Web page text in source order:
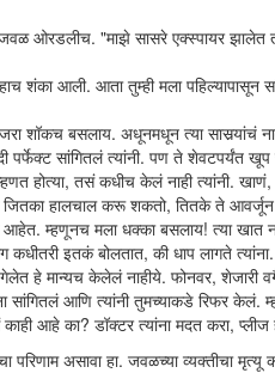
ओरडलीच. "माझे सासरे एक्स्पायर झालेत
शंका आली. आता तुम्ही मला पहिल्यापासून
जरा शॉकच बसलाय. अधूनमधून त्या
पर्फेक्ट सांगितलं त्यांनी. पण ते
होत्या, तसं कधीच केलं नाही त्यांनी.
जितका हालचाल करू शकतो, तितके ते
आहेत. म्हणूनच मला धक्का बसलाय! त्या खात
इतकं बोलतात, की धाप लागते
हे मान्यच केलेलं नाहीये. फोनवर, शेजारी
सांगितलं आणि त्यांनी तुमच्याकडे रिफर
आहे का? डॉक्टर त्यांना मदत करा,
असावा हा. जवळच्या व्यक्तीचा मृत्यू